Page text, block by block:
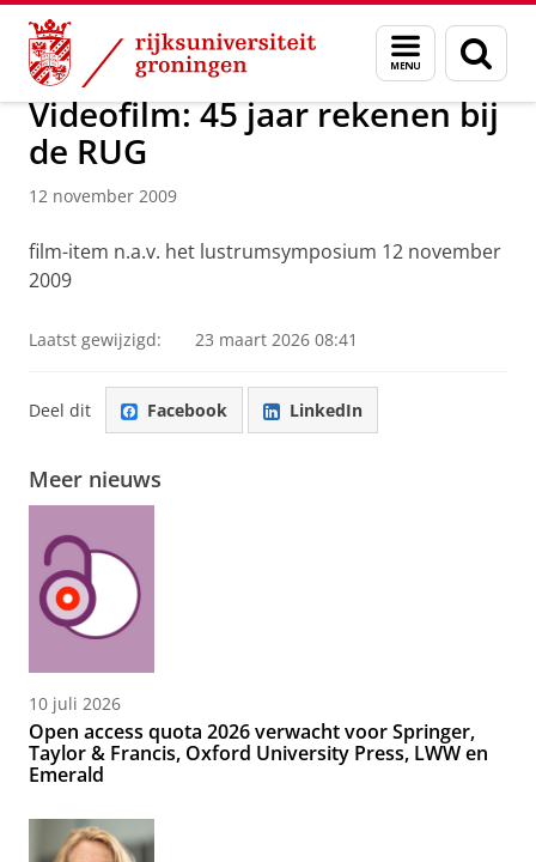
Skip
Content
Skip
Navigation
Menu
en
zoeken
Over ons Actueel Nieuws Nieuwsberichten
Videofilm: 45 jaar rekenen bij
de RUG
12 november 2009
film-item n.a.v. het lustrumsymposium 12 november
2009
Laatst gewijzigd: 23 maart 2026 08:41
Deel dit Facebook LinkedIn
Meer nieuws
10 juli 2026
Open access quota 2026 verwacht voor Springer,
Taylor & Francis, Oxford University Press, LWW en
Emerald